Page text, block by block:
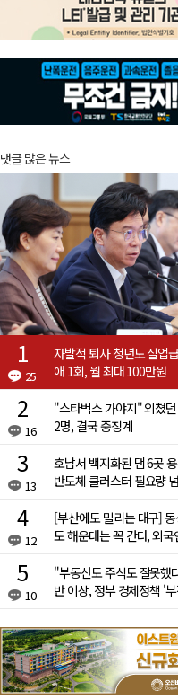
댓글 많은 뉴스
25
자발적 퇴사 청년도 실업
애 1회, 월 최대 100만원
16
"스타벅스 가야지" 외쳤
2명, 결국 중징계
13
호남서 백지화된 댐 6곳
반도체 클러스터 필요량
12
[부산에도 밀리는 대구]
도 해운대는 꼭 간다, 외
10
"부동산도 주식도 잘못
반 이상, 정부 경제정책 '